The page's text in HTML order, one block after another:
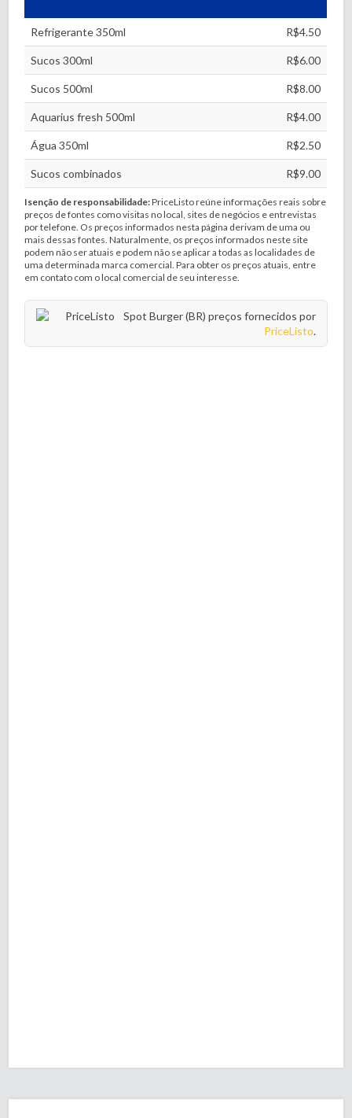
Refrigerante 350ml R$4.50
Sucos 300ml R$6.00
Sucos 500ml R$8.00
Aquarius fresh 500ml R$4.00
Água 350ml R$2.50
Sucos combinados R$9.00
Isenção de responsabilidade:PriceListo reúne informações reais sobre
preços de fontes como visitas no local, sites de negócios e entrevistas
por telefone. Os preços informados nesta página derivam de uma ou
mais dessas fontes. Naturalmente, os preços informados neste site
podem não ser atuais e podem não se aplicar a todas as localidades de
uma determinada marca comercial. Para obter os preços atuais, entre
em contato com o local comercial de seu interesse.
Spot Burger (BR) preços fornecidos por
PriceListo.